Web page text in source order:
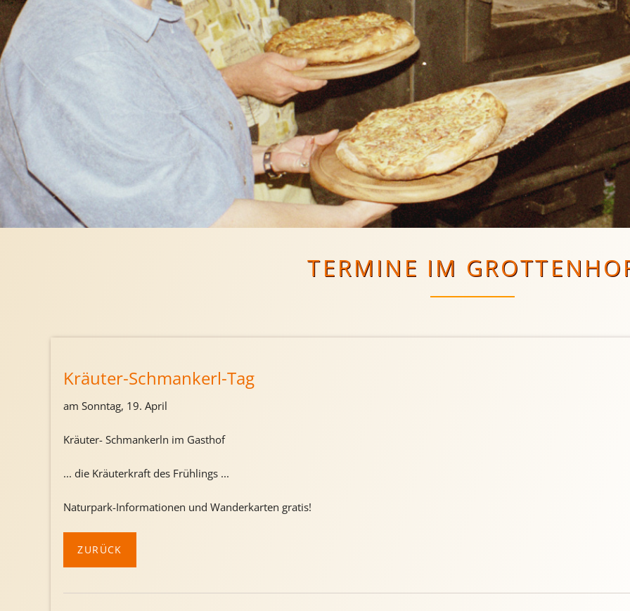
TERMINE IM
Kräuter-Schmankerl-Tag
am Sonntag, 19. April
Kräuter- Schmankerln im Gasthof
... die Kräuterkraft des Frühlings ...
Naturpark-Informationen und Wanderkarten gratis!
ZURÜCK